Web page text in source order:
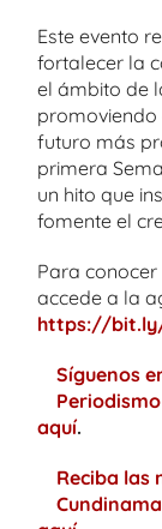
Este evento
fortalecer la
el ámbito de
promoviendo
futuro más
primera
un hito que
fomente el
Para
accede a la
https://
Síguenos
aquí.
Reciba las